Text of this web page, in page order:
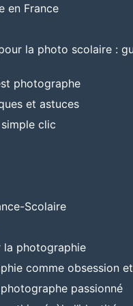
en France
la photo scolaire :
photographe
et astuces
clic
Scolaire
la photographie
comme obsession
passionné